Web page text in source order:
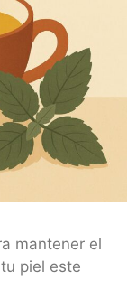
mantener el
piel este